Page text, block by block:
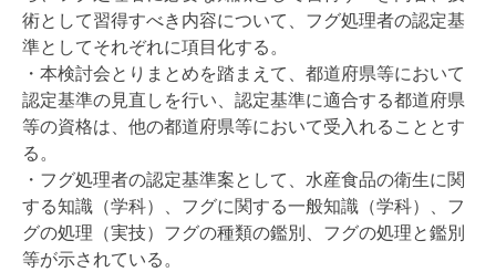
術として習得すべき内容について、フグ処理者の認定基
準としてそれぞれに項目化する。
・本検討会とりまとめを踏まえて、都道府県等において
認定基準の見直しを行い、認定基準に適合する都道府県
等の資格は、他の都道府県等において受入れることとす
る。
・フグ処理者の認定基準案として、水産食品の衛生に関
する知識（学科）、フグに関する一般知識（学科）、フ
グの処理（実技）フグの種類の鑑別、フグの処理と鑑別
等が示されている。